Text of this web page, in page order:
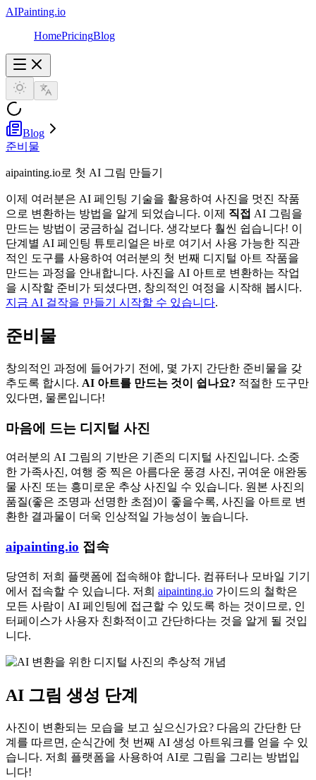
AIPainting.io
HomePricingBlog
Blog
준비물
aipainting.io로 첫 AI 그림 만들기
이제 여러분은 AI 페인팅 기술을 활용하여 사진을 멋진 작품
으로 변환하는 방법을 알게 되었습니다. 이제 직접 AI 그림을
만드는 방법이 궁금하실 겁니다. 생각보다 훨씬 쉽습니다! 이
단계별 AI 페인팅 튜토리얼은 바로 여기서 사용 가능한 직관
적인 도구를 사용하여 여러분의 첫 번째 디지털 아트 작품을
만드는 과정을 안내합니다. 사진을 AI 아트로 변환하는 작업
을 시작할 준비가 되셨다면, 창의적인 여정을 시작해 봅시다.
지금 AI 걸작을 만들기 시작할 수 있습니다.
준비물
창의적인 과정에 들어가기 전에, 몇 가지 간단한 준비물을 갖
추도록 합시다. AI 아트를 만드는 것이 쉽나요? 적절한 도구만
있다면, 물론입니다!
마음에 드는 디지털 사진
여러분의 AI 그림의 기반은 기존의 디지털 사진입니다. 소중
한 가족사진, 여행 중 찍은 아름다운 풍경 사진, 귀여운 애완동
물 사진 또는 흥미로운 추상 사진일 수 있습니다. 원본 사진의
품질(좋은 조명과 선명한 초점)이 좋을수록, 사진을 아트로 변
환한 결과물이 더욱 인상적일 가능성이 높습니다.
aipainting.io 접속
당연히 저희 플랫폼에 접속해야 합니다. 컴퓨터나 모바일 기기
에서 접속할 수 있습니다. 저희 aipainting.io 가이드의 철학은
모든 사람이 AI 페인팅에 접근할 수 있도록 하는 것이므로, 인
터페이스가 사용자 친화적이고 간단하다는 것을 알게 될 것입
니다.
AI 그림 생성 단계
사진이 변환되는 모습을 보고 싶으신가요? 다음의 간단한 단
계를 따르면, 순식간에 첫 번째 AI 생성 아트워크를 얻을 수 있
습니다. 저희 플랫폼을 사용하여 AI로 그림을 그리는 방법입
니다!